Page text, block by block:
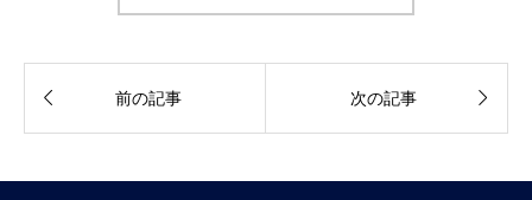
 前の記事 次の記事 